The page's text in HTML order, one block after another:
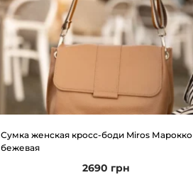
Сумка женская кросс-боди Miros Марокко
бежевая
2690 грн